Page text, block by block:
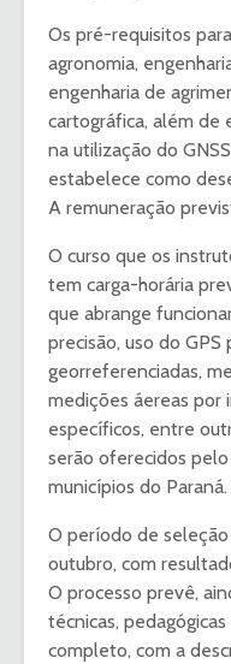
Os pré-requisitos
agronomia,
engenharia de
cartográfica, além de
na utilização do
estabelece como
A remuneração
O curso que os
tem carga-horária
que abrange
precisão, uso do
georreferenciadas,
medições áereas por
específicos, entre
serão oferecidos
municípios do Paraná.
O período de
outubro, com
O processo prevê,
técnicas,
completo, com a